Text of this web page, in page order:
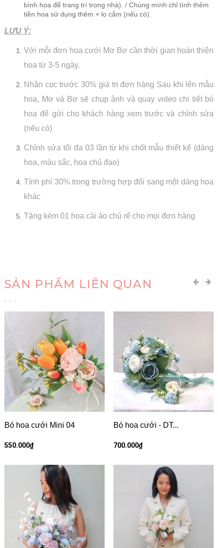
bình hoa để trang trí trong nhà). / Chúng mình chỉ tính thêm
tiền hoa sử dụng thêm + lọ cắm (nếu có).
LƯU Ý:
Với mỗi đơn hoa cưới Mơ Bơ cần thời gian hoàn thiện
hoa từ 3-5 ngày.
Nhận cọc trước 30% giá trị đơn hàng Sau khi lên mẫu
hoa, Mơ và Bơ sẽ chụp ảnh và quay video chi tiết bó
hoa để gửi cho khách hàng xem trước và chỉnh sửa
(nếu có)
Chỉnh sửa tối đa 03 lần từ khi chốt mẫu thiết kế (dáng
hoa, màu sắc, hoa chủ đạo)
Tính phí 30% trong trường hợp đổi sang một dáng hoa
khác
Tặng kèm 01 hoa cài áo chú rể cho mọi đơn hàng
SẢN PHẨM LIÊN QUAN
Bó hoa cưới Mini 04
550.000₫
Bó hoa cưới - DT...
700.000₫